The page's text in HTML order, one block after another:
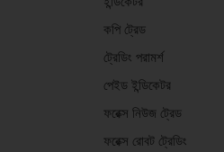
কপি ট্রেড
ট্রেডিং পরামর্শ
পেইড ইন্ডিকেটর
ফরেক্স নিউজ ট্রেড
ফরেক্স রোবট ট্রেডিং